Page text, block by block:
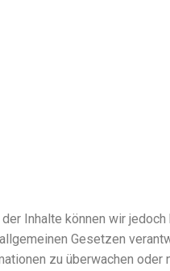
Inhalte können wir jedoch
Gesetzen
zu überwachen oder